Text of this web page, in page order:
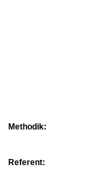
Methodik:
Referent: